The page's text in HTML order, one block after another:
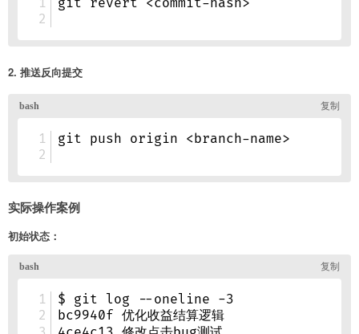
2. 推送反向提交
实际操作案例
初始状态：